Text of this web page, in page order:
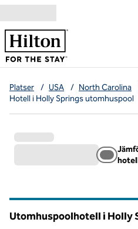
Gå vidare till innehållet
Platser / USA / North Carolina
Hotell i Holly Springs utomhuspool
Utomhuspoolhotell i Holly